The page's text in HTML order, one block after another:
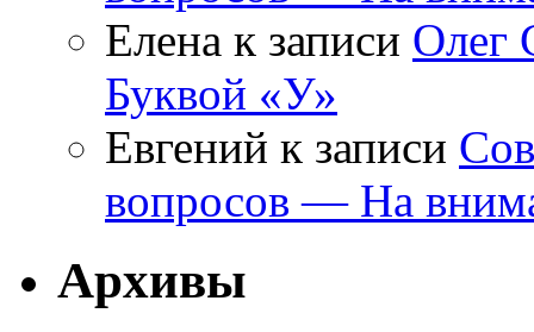
Елена к записи Олег
Буквой «У»
Евгений к записи
вопросов — На
Архивы